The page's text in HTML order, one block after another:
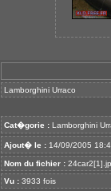
Lamborghini Urraco
Cat�gorie : Lamborghini
Ajout� le : 14/09/2005
Nom du fichier :
Vu : 3933 fois